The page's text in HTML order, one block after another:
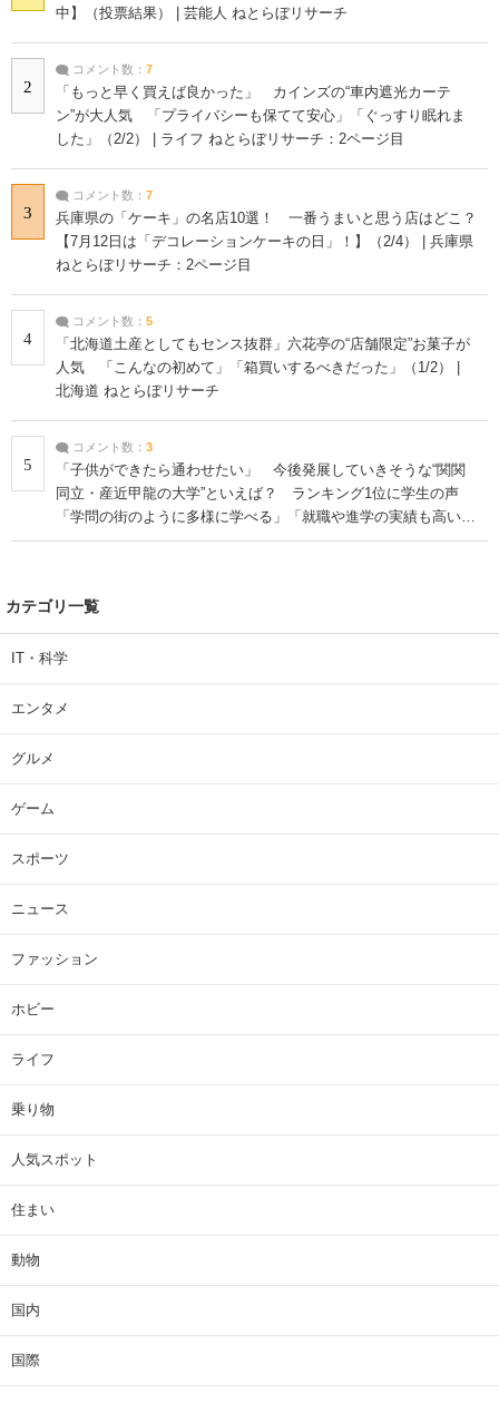
中】（投票結果） | 芸能人 ねとらぼリサーチ
2
コメント数： 7
「もっと早く買えば良かった」 カインズの“車内遮光カーテ
ン”が大人気 「プライバシーも保てて安心」「ぐっすり眠れま
した」（2/2） | ライフ ねとらぼリサーチ：2ページ目
3
コメント数： 7
兵庫県の「ケーキ」の名店10選！ 一番うまいと思う店はどこ？
【7月12日は「デコレーションケーキの日」！】（2/4） | 兵庫県
ねとらぼリサーチ：2ページ目
4
コメント数： 5
「北海道土産としてもセンス抜群」六花亭の“店舗限定”お菓子が
人気 「こんなの初めて」「箱買いするべきだった」（1/2） |
北海道 ねとらぼリサーチ
5
コメント数： 3
「子供ができたら通わせたい」 今後発展していきそうな“関関
同立・産近甲龍の大学”といえば？ ランキング1位に学生の声
「学問の街のように多様に学べる」「就職や進学の実績も高い」
| 大学 ねとらぼリサーチ
カテゴリ一覧
IT・科学
エンタメ
グルメ
ゲーム
スポーツ
ニュース
ファッション
ホビー
ライフ
乗り物
人気スポット
住まい
動物
国内
国際